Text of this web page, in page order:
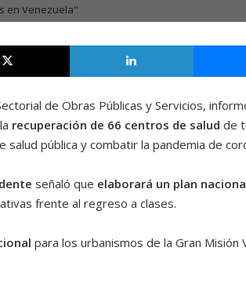
X LinkedIn
de Obras Públicas y Servicios,
recuperación de 66 centros de salud de
pública y combatir la pandemia de
señaló que elaborará un plan
frente al regreso a clases.
para los urbanismos de la Gran Misión